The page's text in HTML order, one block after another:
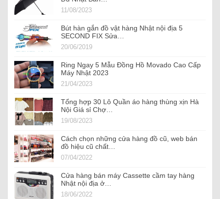
11/08/2023
Bút hàn gắn đồ vật hàng Nhật nội địa 5
SECOND FIX Sửa…
20/06/2019
Ring Ngay 5 Mẫu Đồng Hồ Movado Cao Cấp
Máy Nhật 2023
21/04/2023
Tổng hợp 30 Lô Quần áo hàng thùng xịn Hà
Nội Giá sỉ Chợ…
19/08/2023
Cách chọn những cửa hàng đồ cũ, web bán
đồ hiệu cũ chất…
07/04/2022
Cửa hàng bán máy Cassette cầm tay hàng
Nhật nội địa ở…
18/06/2022